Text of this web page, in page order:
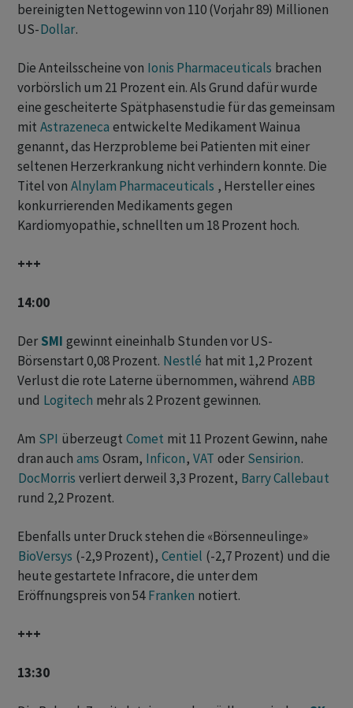
bereinigten Nettogewinn von 110 (Vorjahr 89) Millionen
US-Dollar.
Die Anteilsscheine von Ionis Pharmaceuticals brachen
vorbörslich um 21 Prozent ein. Als Grund dafür wurde
eine gescheiterte Spätphasenstudie für das gemeinsam
mit Astrazeneca entwickelte Medikament Wainua
genannt, das Herzprobleme bei Patienten mit einer
seltenen Herzerkrankung nicht verhindern konnte. Die
Titel von Alnylam Pharmaceuticals , Hersteller eines
konkurrierenden Medikaments gegen
Kardiomyopathie, schnellten um 18 Prozent hoch.
+++
14:00
Der SMI gewinnt eineinhalb Stunden vor US-
Börsenstart 0,08 Prozent. Nestlé hat mit 1,2 Prozent
Verlust die rote Laterne übernommen, während ABB
und Logitech mehr als 2 Prozent gewinnen.
Am SPI überzeugt Comet mit 11 Prozent Gewinn, nahe
dran auch ams Osram, Inficon, VAT oder Sensirion.
DocMorris verliert derweil 3,3 Prozent, Barry Callebaut
rund 2,2 Prozent.
Ebenfalls unter Druck stehen die «Börsenneulinge»
BioVersys (-2,9 Prozent), Centiel (-2,7 Prozent) und die
heute gestartete Infracore, die unter dem
Eröffnungspreis von 54Franken notiert.
+++
13:30